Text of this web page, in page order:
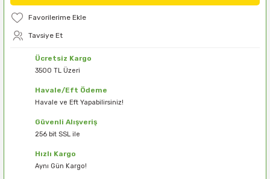
Tavsiye Et
Ücretsiz Kargo
3500 TL Üzeri
Havale/Eft Ödeme
Havale ve Eft Yapabilirsiniz!
Güvenli Alışveriş
256 bit SSL ile
Hızlı Kargo
Aynı Gün Kargo!